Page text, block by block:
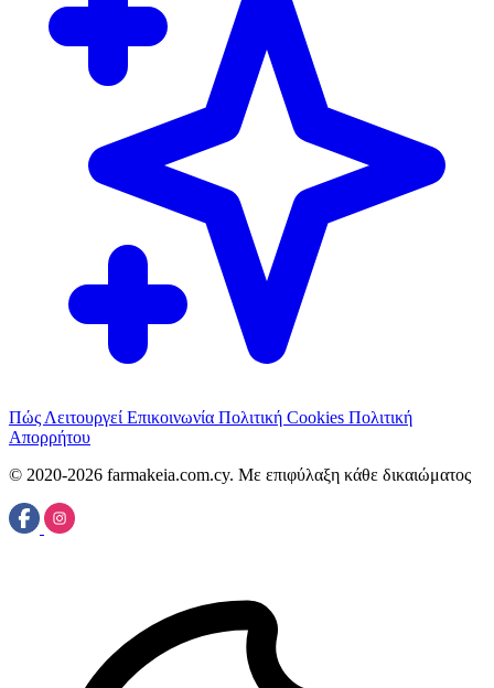
Πώς Λειτουργεί Επικοινωνία Πολιτική Cookies Πολιτική
Απορρήτου
© 2020-2026 farmakeia.com.cy. Με επιφύλαξη κάθε δικαιώματος